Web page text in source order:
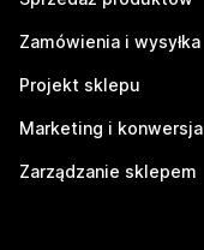
Zamówienia i wysyłka
Projekt sklepu
Marketing i konwersja
Zarządzanie sklepem